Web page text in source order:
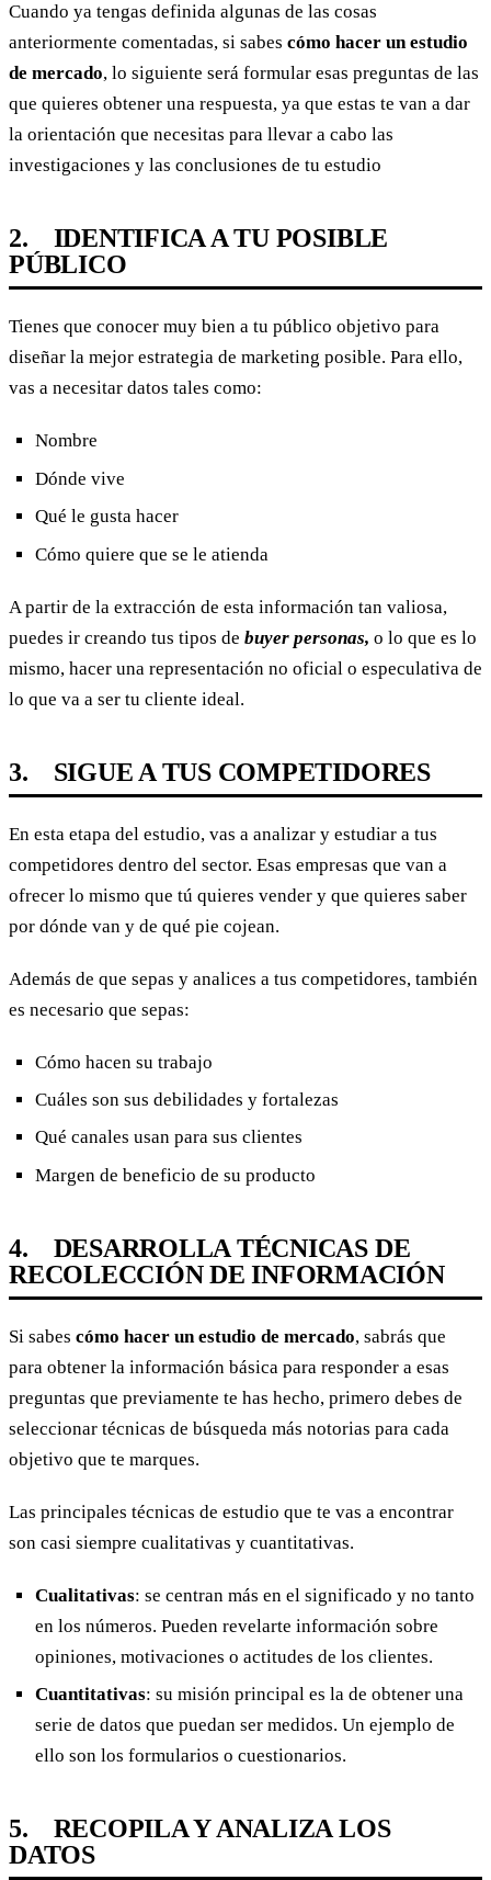
Cuando ya tengas definida algunas de las cosas
anteriormente comentadas, si sabes cómo hacer un estudio
de mercado, lo siguiente será formular esas preguntas de las
que quieres obtener una respuesta, ya que estas te van a dar
la orientación que necesitas para llevar a cabo las
investigaciones y las conclusiones de tu estudio
2. IDENTIFICA A TU POSIBLE
PÚBLICO
Tienes que conocer muy bien a tu público objetivo para
diseñar la mejor estrategia de marketing posible. Para ello,
vas a necesitar datos tales como:
Nombre
Dónde vive
Qué le gusta hacer
Cómo quiere que se le atienda
A partir de la extracción de esta información tan valiosa,
puedes ir creando tus tipos de buyer personas, o lo que es lo
mismo, hacer una representación no oficial o especulativa de
lo que va a ser tu cliente ideal.
3. SIGUE A TUS COMPETIDORES
En esta etapa del estudio, vas a analizar y estudiar a tus
competidores dentro del sector. Esas empresas que van a
ofrecer lo mismo que tú quieres vender y que quieres saber
por dónde van y de qué pie cojean.
Además de que sepas y analices a tus competidores, también
es necesario que sepas:
Cómo hacen su trabajo
Cuáles son sus debilidades y fortalezas
Qué canales usan para sus clientes
Margen de beneficio de su producto
4. DESARROLLA TÉCNICAS DE
RECOLECCIÓN DE INFORMACIÓN
Si sabes cómo hacer un estudio de mercado, sabrás que
para obtener la información básica para responder a esas
preguntas que previamente te has hecho, primero debes de
seleccionar técnicas de búsqueda más notorias para cada
objetivo que te marques.
Las principales técnicas de estudio que te vas a encontrar
son casi siempre cualitativas y cuantitativas.
Cualitativas: se centran más en el significado y no tanto
en los números. Pueden revelarte información sobre
opiniones, motivaciones o actitudes de los clientes.
Cuantitativas: su misión principal es la de obtener una
serie de datos que puedan ser medidos. Un ejemplo de
ello son los formularios o cuestionarios.
5. RECOPILA Y ANALIZA LOS
DATOS